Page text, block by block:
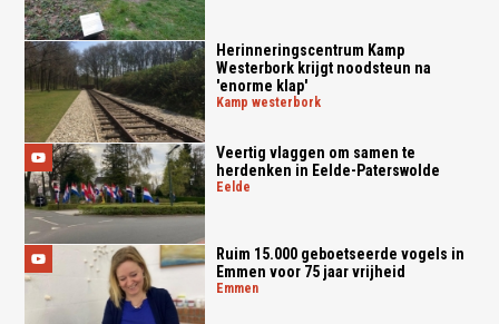
Herinneringscentrum Kamp
Westerbork krijgt noodsteun na
'enorme klap'
kamp westerbork
Veertig vlaggen om samen te
herdenken in Eelde-Paterswolde
eelde
Ruim 15.000 geboetseerde vogels in
Emmen voor 75 jaar vrijheid
emmen